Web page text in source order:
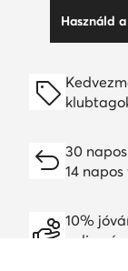
Használd
30
14
10%
online